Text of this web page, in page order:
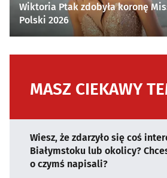
Wiktoria Ptak zdobyła koronę
Polski 2026
MASZ CIEKAWY
Wiesz, że zdarzyło się coś
Białymstoku lub okolicy?
o czymś napisali?